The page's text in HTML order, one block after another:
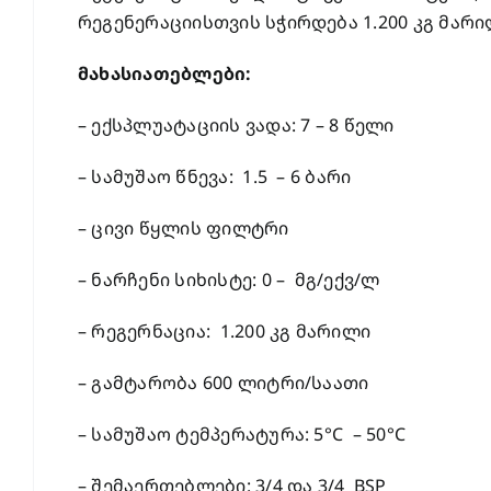
რეგენერაციისთვის სჭირდება 1.200 კგ
მახასიათებლები:
– ექსპლუატაციის ვადა: 7 – 8 წელი
– სამუშაო წნევა: 1.5 – 6 ბარი
– ცივი წყლის ფილტრი
– ნარჩენი სიხისტე: 0 – მგ/ექვ/ლ
– რეგერნაცია: 1.200 კგ მარილი
– გამტარობა 600 ლიტრი/საათი
– სამუშაო ტემპერატურა: 5°C – 50°C
– შემაერთებლები: 3/4 და 3/4 BSP